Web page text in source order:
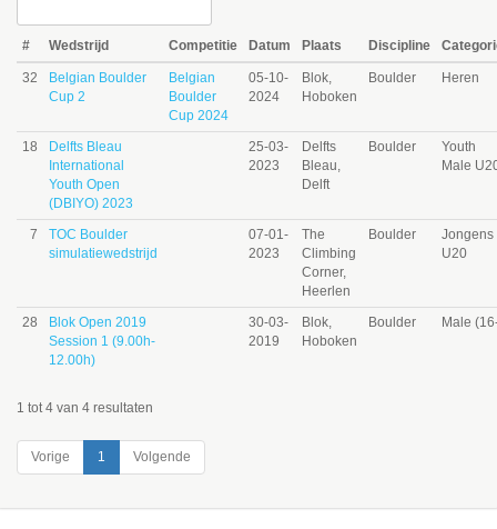
# Wedstrijd Competitie Datum Plaats Discipline
32
Belgian Boulder
Cup 2
Belgian
Boulder
Cup 2024
05-10-
2024
Blok,
Hoboken
Boulder Heren
18
Delfts Bleau
International
Youth Open
(DBIYO) 2023
25-03-
2023
Delfts
Bleau,
Delft
Boulder
Youth
Male
7
TOC Boulder
simulatiewedstrijd
07-01-
2023
The
Climbing
Corner,
Heerlen
Boulder
Jongens
U20
28
Blok Open 2019
Session 1 (9.00h-
12.00h)
30-03-
2019
Blok,
Hoboken
Boulder Male
1 tot 4 van 4 resultaten
Vorige 1 Volgende